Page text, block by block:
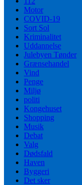
Motor
COVID-19
Sort Sol
Kriminalitet
Uddannelse
Julebyen Tønder
Grænsehandel
Vind
Penge
Miljø
politi
Kongehuset
Shopping
Musik
Debat
Valg
Dødsfald
Haven
Byggeri
Det sker